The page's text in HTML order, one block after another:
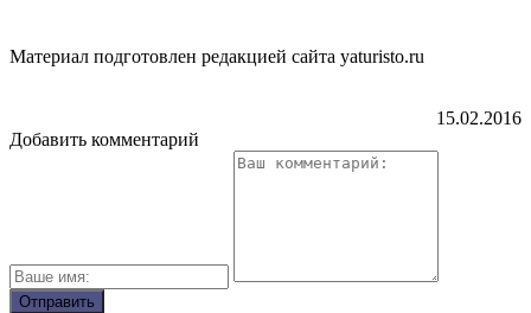
Материал подготовлен редакцией сайта yaturisto.ru
15.02.2016
Добавить комментарий